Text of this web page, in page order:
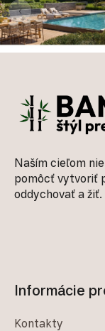
‹
Naším cieľom
pomôcť vytvoriť
oddychovať a žiť.
Informácie
Kontakty